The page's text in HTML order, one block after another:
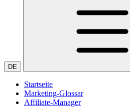
DE
Startseite
Marketing-Glossar
Affiliate-Manager